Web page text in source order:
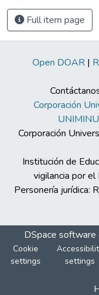
Full item page
Open DOAR |
Corporación
Corporación
Institución de
vigilancia por
Personería jurídica:
DSpace software
Cookie
settings
settings